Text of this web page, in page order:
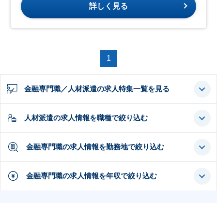
詳しく見る
1
金融専門職／人材派遣の求人特集一覧を見る
人材派遣の求人情報を職種で絞り込む
金融専門職の求人情報を勤務地で絞り込む
金融専門職の求人情報を年収で絞り込む